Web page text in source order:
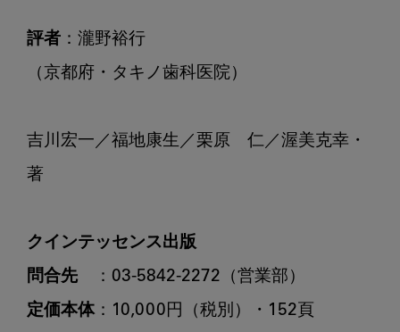
評者 ：瀧野裕行
（京都府・タキノ歯科医院）
吉川宏一／福地康生／栗原　仁／渥美克幸・
著
クインテッセンス出版
問合先
定価本体：10,000円（税別）・152頁